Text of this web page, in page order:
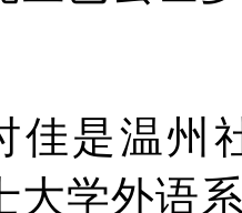
佳是温州
大学外语